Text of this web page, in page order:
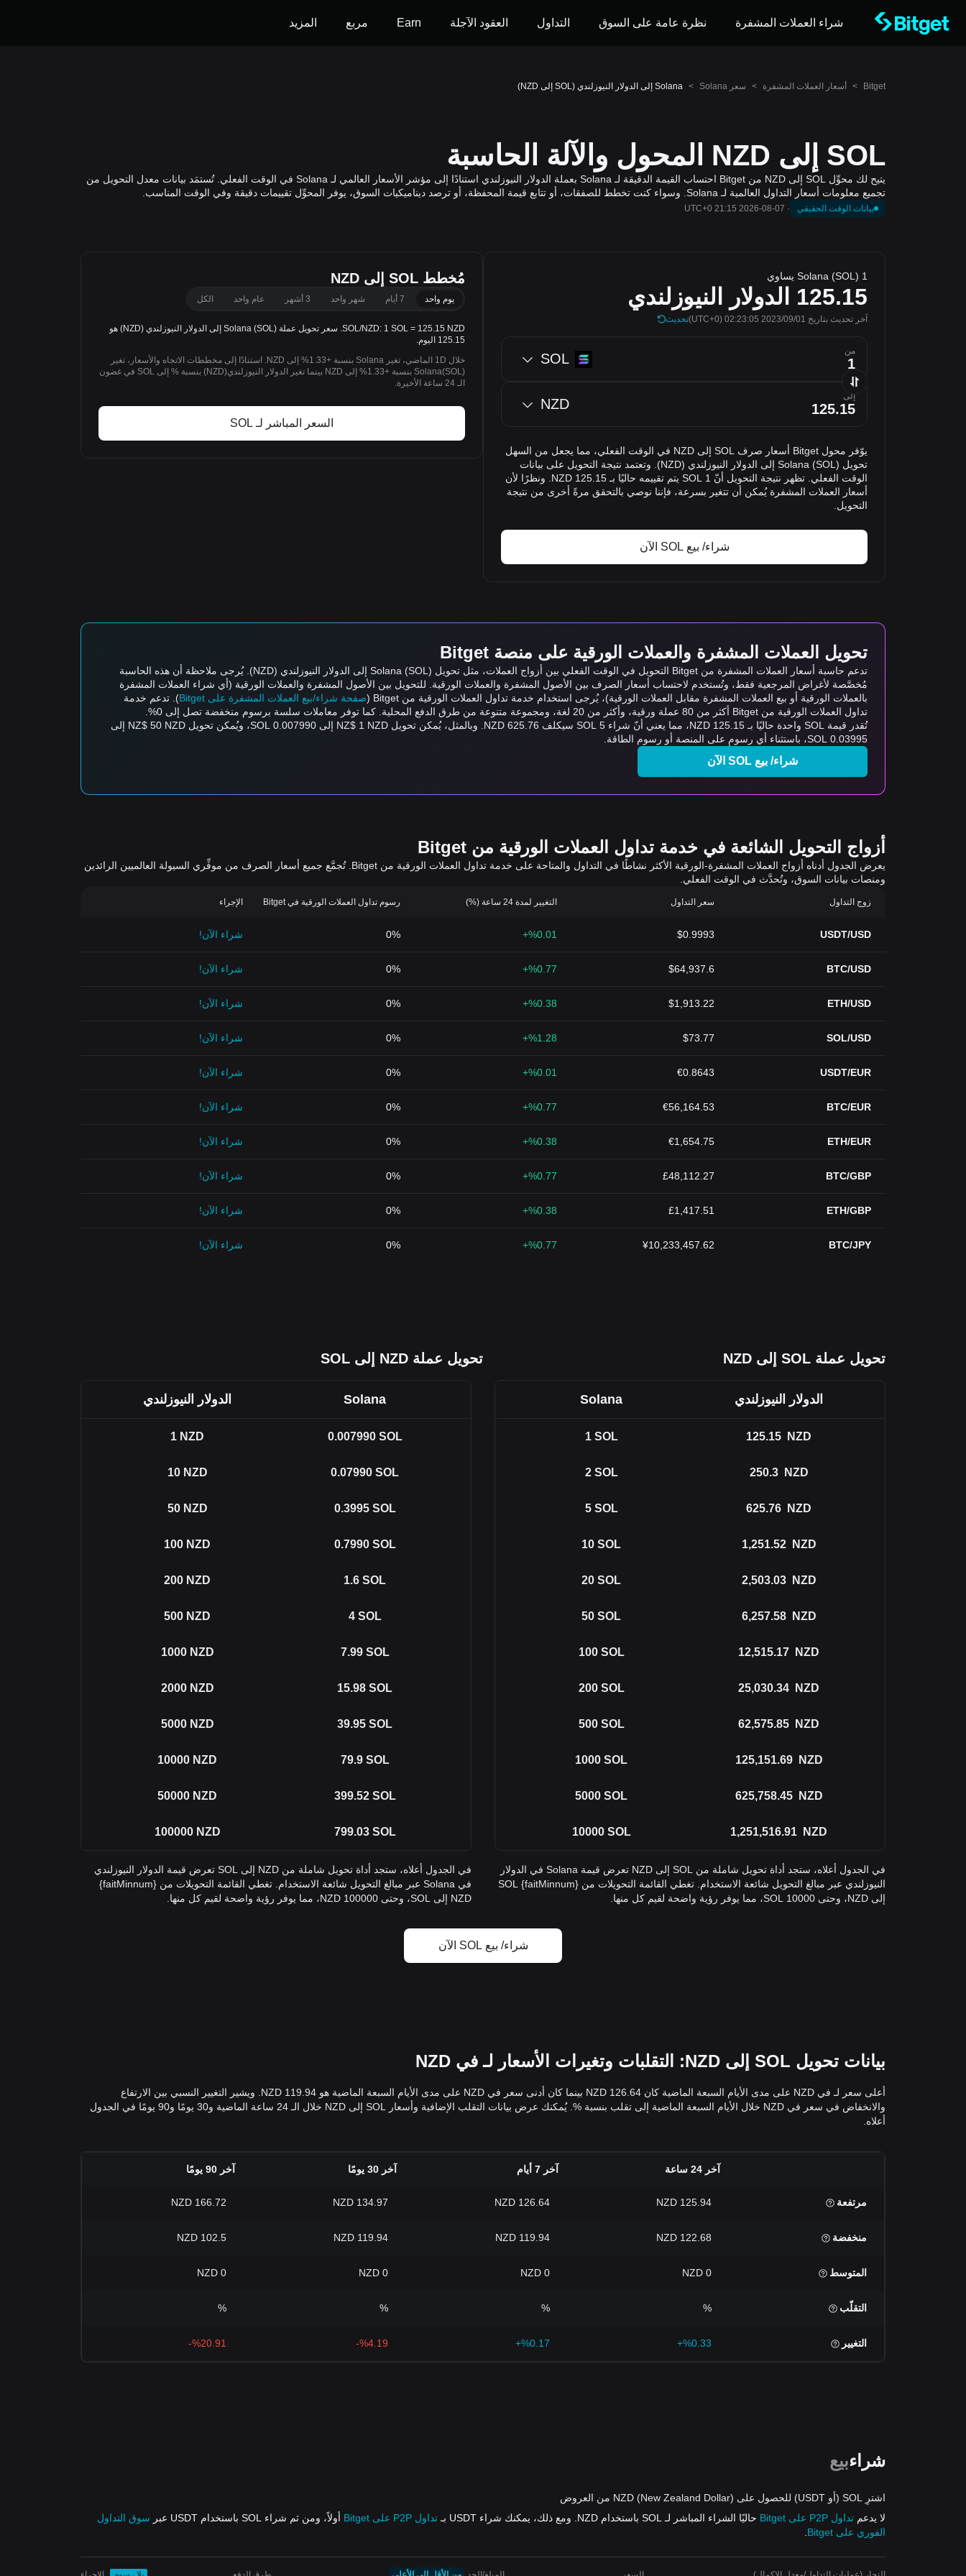
شراء العملات المشفرة نظرة عامة على السوق التداول العقود الآجلة Earn مربع المزيد
Bitget
> أسعار العملات المشفرة > سعر Solana > Solana إلى الدولار النيوزلندي (SOL إلى NZD)
SOL إلى NZD المحول والآلة الحاسبة
يتيح لك محوِّل SOL إلى NZD من Bitget احتساب القيمة الدقيقة لـ Solana بعملة الدولار النيوزلندي استنادًا إلى مؤشر الأسعار العالمي لـ Solana في الوقت الفعلي. تُستمَد بيانات معدل التحويل من
تجميع معلومات أسعار التداول العالمية لـ Solana. وسواء كنت تخطط للصفقات، أو تتابع قيمة المحفظة، أو ترصد ديناميكيات السوق، يوفر المحوِّل تقييمات دقيقة وفي الوقت المناسب.
بيانات الوقت الحقيقي ·
2026-08-07 21:15 UTC+0
1 Solana (SOL) يساوي
125.15 الدولار النيوزلندي
آخر تحديث بتاريخ 2023/09/01 02:23:05 (UTC+0) تحديث
من SOL
إلى NZD
يوّفر محول Bitget أسعار صرف SOL إلى NZD في الوقت الفعلي، مما يجعل من السهل
تحويل Solana (SOL) إلى الدولار النيوزلندي (NZD). وتعتمد نتيجة التحويل على بيانات
الوقت الفعلي. تظهر نتيجة التحويل أنّ 1 SOL يتم تقييمه حاليًا بـ 125.15 NZD. ونظرًا لأن
أسعار العملات المشفرة يُمكن أن تتغير بسرعة، فإننا نوصي بالتحقق مرةً أخرى من نتيجة
التحويل.
شراء/ بيع SOL الآن
مُخطط SOL إلى NZD
يوم واحد 7 أيام شهر واحد 3 أشهر عام واحد الكل
SOL/NZD: 1 SOL = 125.15 NZD. سعر تحويل عملة Solana (SOL) إلى الدولار النيوزلندي (NZD) هو
125.15 اليوم.
خلال 1D الماضي، تغير Solana بنسبة +1.33% إلى NZD. استنادًا إلى مخططات الاتجاه والأسعار، تغير
Solana(SOL) بنسبة +1.33% إلى NZD بينما تغير الدولار النيوزلندي(NZD) بنسبة % إلى SOL في غضون
الـ 24 ساعة الأخيرة.
السعر المباشر لـ SOL
تحويل العملات المشفرة والعملات الورقية على منصة Bitget
تدعم حاسبة أسعار العملات المشفرة من Bitget التحويل في الوقت الفعلي بين أزواج العملات، مثل تحويل Solana (SOL) إلى الدولار النيوزلندي (NZD). يُرجى ملاحظة أن هذه الحاسبة
مُخصَّصة لأغراض المرجعية فقط، وتُستخدم لاحتساب أسعار الصرف بين الأصول المشفرة والعملات الورقية. للتحويل بين الأصول المشفرة والعملات الورقية (أي شراء العملات المشفرة
بالعملات الورقية أو بيع العملات المشفرة مقابل العملات الورقية)، يُرجى استخدام خدمة تداول العملات الورقية من Bitget (
صفحة شراء/بيع العملات المشفرة على Bitget
). تدعم خدمة
تداول العملات الورقية من Bitget أكثر من 80 عملة ورقية، وأكثر من 20 لغة، ومجموعة متنوعة من طرق الدفع المحلية. كما توفر معاملات سلسة برسوم منخفضة تصل إلى 0%.
تُقدر قيمة SOL واحدة حاليًا بـ 125.15 NZD، مما يعني أنّ شراء 5 SOL سيكلف 625.76 NZD. وبالمثل، يُمكن تحويل NZ$ 1 NZD إلى 0.007990 SOL، ويُمكن تحويل NZ$ 50 NZD إلى
0.03995 SOL، باستثناء أي رسومٍ على المنصة أو رسوم الطاقة.
شراء/ بيع SOL الآن
أزواج التحويل الشائعة في خدمة تداول العملات الورقية من Bitget
يعرض الجدول أدناه أزواج العملات المشفرة-الورقية الأكثر نشاطًا في التداول والمتاحة على خدمة تداول العملات الورقية من Bitget. تُجمَّع جميع أسعار الصرف من موفِّري السيولة العالميين الرائدين
ومنصات بيانات السوق، وتُحدَّث في الوقت الفعلي.
زوج التداول سعر التداول التغيير لمدة 24 ساعة (%) رسوم تداول العملات الورقية في Bitget الإجراء
USDT/USD
$0.9993
%0.01+
0% شراء الآن!
BTC/USD
$64,937.6
%0.77+
0% شراء الآن!
ETH/USD
$1,913.22
%0.38+
0% شراء الآن!
SOL/USD
$73.77
%1.28+
0% شراء الآن!
USDT/EUR
€0.8643
%0.01+
0% شراء الآن!
BTC/EUR
€56,164.53
%0.77+
0% شراء الآن!
ETH/EUR
€1,654.75
%0.38+
0% شراء الآن!
BTC/GBP
£48,112.27
%0.77+
0% شراء الآن!
ETH/GBP
£1,417.51
%0.38+
0% شراء الآن!
BTC/JPY
¥10,233,457.62
%0.77+
0% شراء الآن!
تحويل عملة SOL إلى NZD تحويل عملة NZD إلى SOL
Solana الدولار النيوزلندي
1 SOL 125.15 NZD
2 SOL 250.3 NZD
5 SOL 625.76 NZD
10 SOL 1,251.52 NZD
20 SOL 2,503.03 NZD
50 SOL 6,257.58 NZD
100 SOL 12,515.17 NZD
200 SOL 25,030.34 NZD
500 SOL 62,575.85 NZD
1000 SOL 125,151.69 NZD
5000 SOL 625,758.45 NZD
10000 SOL 1,251,516.91 NZD
في الجدول أعلاه، ستجد أداة تحويل شاملة من SOL إلى NZD تعرض قيمة Solana في الدولار
النيوزلندي عبر مبالغ التحويل شائعة الاستخدام. تغطي القائمة التحويلات من {faitMinnum} SOL
إلى NZD، وحتى 10000 SOL، مما يوفر رؤية واضحة لقيم كل منها.
الدولار النيوزلندي Solana
1 NZD 0.007990 SOL
10 NZD 0.07990 SOL
50 NZD 0.3995 SOL
100 NZD 0.7990 SOL
200 NZD 1.6 SOL
500 NZD 4 SOL
1000 NZD 7.99 SOL
2000 NZD 15.98 SOL
5000 NZD 39.95 SOL
10000 NZD 79.9 SOL
50000 NZD 399.52 SOL
100000 NZD 799.03 SOL
في الجدول أعلاه، ستجد أداة تحويل شاملة من NZD إلى SOL تعرض قيمة الدولار النيوزلندي
في Solana عبر مبالغ التحويل شائعة الاستخدام. تغطي القائمة التحويلات من {faitMinnum}
NZD إلى SOL، وحتى 100000 NZD، مما يوفر رؤية واضحة لقيم كل منها.
شراء/ بيع SOL الآن
بيانات تحويل SOL إلى NZD: التقلبات وتغيرات الأسعار لـ في NZD
أعلى سعر لـ في NZD على مدى الأيام السبعة الماضية كان 126.64 NZD بينما كان أدنى سعر في NZD على مدى الأيام السبعة الماضية هو 119.94 NZD. ويشير التغيير النسبي بين الارتفاع
والانخفاض في سعر في NZD خلال الأيام السبعة الماضية إلى تقلب بنسبة %. يُمكنك عرض بيانات التقلب الإضافية وأسعار SOL إلى NZD خلال الـ 24 ساعة الماضية و30 يومًا و90 يومًا في الجدول
أعلاه.
آخر 24 ساعة آخر 7 أيام آخر 30 يومًا آخر 90 يومًا
مرتفعة 125.94 NZD
126.64 NZD
134.97 NZD
166.72 NZD
منخفضة 122.68 NZD
119.94 NZD
119.94 NZD
102.5 NZD
المتوسط 0 NZD
0 NZD
0 NZD
0 NZD
التقلّب %
%
%
%
التغيير %0.33+
%0.17+
%4.19-
%20.91-
شراءبيع
اشترِ SOL (أو USDT) للحصول على NZD (New Zealand Dollar) من العروض
لا يدعم تداول P2P على Bitget حاليًا الشراء المباشر لـ SOL باستخدام NZD. ومع ذلك، يمكنك شراء USDT بـ تداول P2P على Bitget أولاً، ومن ثم شراء SOL باستخدام USDT عبر
سوق التداول
الفوري على Bitget